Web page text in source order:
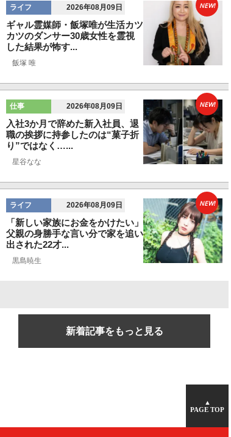
ライフ 2026年08月09日
ギャル霊媒師・飯塚唯が生活カツ
カツのダンサー30歳女性を霊視
した結果が怖す...
飯塚 唯
NEW!
仕事 2026年08月09日
入社3か月で辞めた新入社員、退
職の挨拶に持参したのは“菓子折
り”ではなく…...
星谷なな
NEW!
ライフ 2026年08月09日
「新しい家族にお金をかけたい」
父親の身勝手な言い分で家を追い
出された22才...
黒島暁生
NEW!
新着記事をもっと見る
▲
PAGE TOP